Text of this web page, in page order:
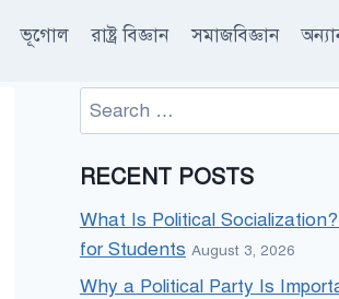
ভূগোল রাষ্ট্র বিজ্ঞান সমাজবিজ্ঞান
Search
for:
RECENT POSTS
What Is Political
for Students August 3, 2026
Why a Political Party Is